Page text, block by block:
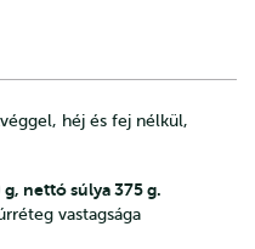
héj és fej nélkül,
nettó súlya 375 g.
vastagsága